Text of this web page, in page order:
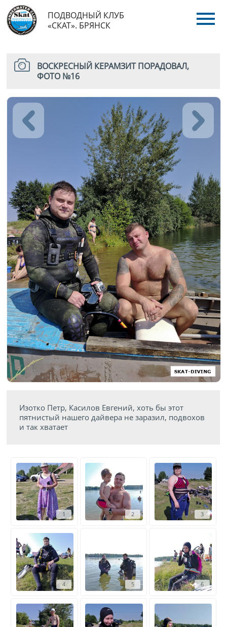
ПОДВОДНЫЙ КЛУБ
«СКАТ». БРЯНСК
ВОСКРЕСНЫЙ КЕРАМЗИТ ПОРАДОВАЛ,
ФОТО №16
Изотко Петр, Касилов Евгений, хоть бы этот
пятнистый нашего дайвера не заразил, подвохов
и так хватает
1 2 3
4 5 6